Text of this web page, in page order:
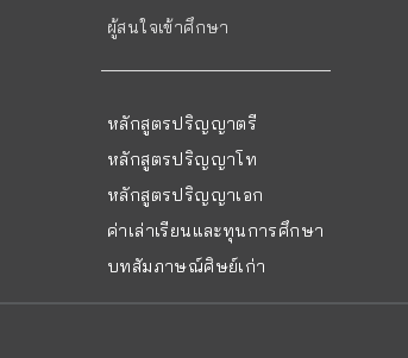
ผู้สนใจเข้าศึกษา
หลักสูตรปริญญาตรี
หลักสูตรปริญญาโท
หลักสูตรปริญญาเอก
ค่าเล่าเรียนและทุนการศึกษา
บทสัมภาษณ์ศิษย์เก่า